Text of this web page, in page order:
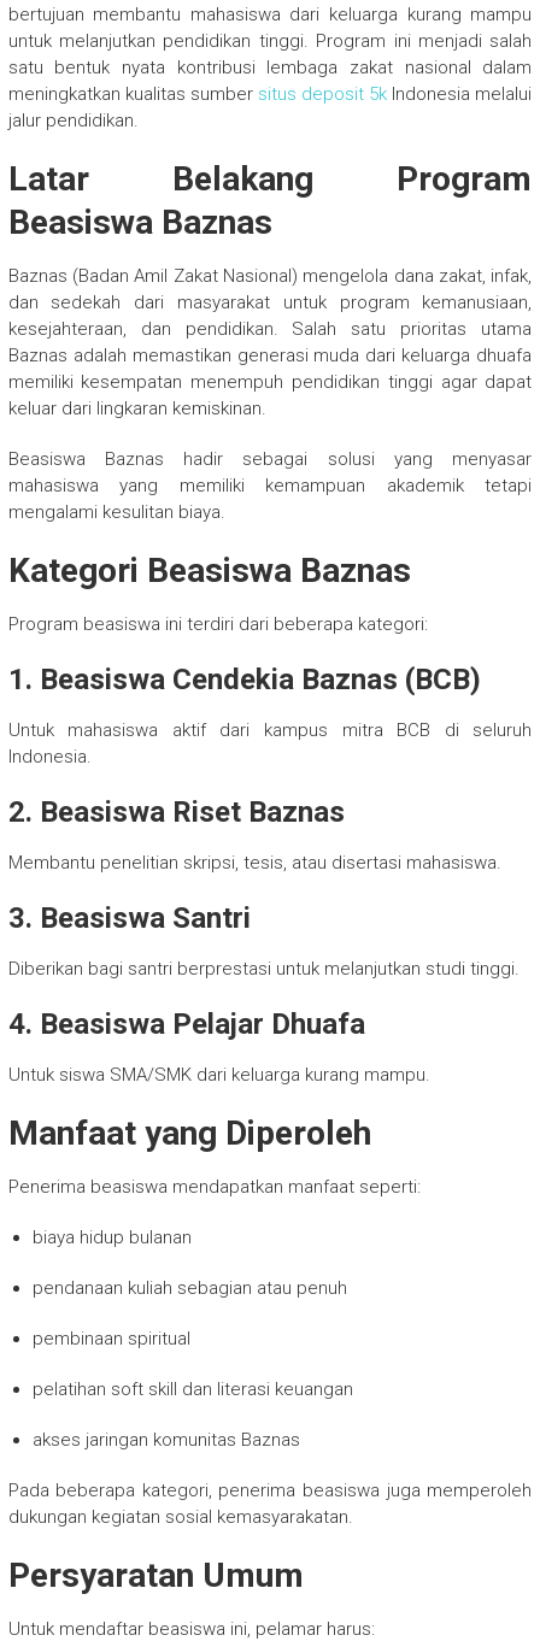
bertujuan membantu mahasiswa dari keluarga kurang mampu
untuk melanjutkan pendidikan tinggi. Program ini menjadi salah
satu bentuk nyata kontribusi lembaga zakat nasional dalam
meningkatkan kualitas sumber situs deposit 5k Indonesia melalui
jalur pendidikan.
Latar Belakang Program
Beasiswa Baznas
Baznas (Badan Amil Zakat Nasional) mengelola dana zakat, infak,
dan sedekah dari masyarakat untuk program kemanusiaan,
kesejahteraan, dan pendidikan. Salah satu prioritas utama
Baznas adalah memastikan generasi muda dari keluarga dhuafa
memiliki kesempatan menempuh pendidikan tinggi agar dapat
keluar dari lingkaran kemiskinan.
Beasiswa Baznas hadir sebagai solusi yang menyasar
mahasiswa yang memiliki kemampuan akademik tetapi
mengalami kesulitan biaya.
Kategori Beasiswa Baznas
Program beasiswa ini terdiri dari beberapa kategori:
1. Beasiswa Cendekia Baznas (BCB)
Untuk mahasiswa aktif dari kampus mitra BCB di seluruh
Indonesia.
2. Beasiswa Riset Baznas
Membantu penelitian skripsi, tesis, atau disertasi mahasiswa.
3. Beasiswa Santri
Diberikan bagi santri berprestasi untuk melanjutkan studi tinggi.
4. Beasiswa Pelajar Dhuafa
Untuk siswa SMA/SMK dari keluarga kurang mampu.
Manfaat yang Diperoleh
Penerima beasiswa mendapatkan manfaat seperti:
biaya hidup bulanan
pendanaan kuliah sebagian atau penuh
pembinaan spiritual
pelatihan soft skill dan literasi keuangan
akses jaringan komunitas Baznas
Pada beberapa kategori, penerima beasiswa juga memperoleh
dukungan kegiatan sosial kemasyarakatan.
Persyaratan Umum
Untuk mendaftar beasiswa ini, pelamar harus: